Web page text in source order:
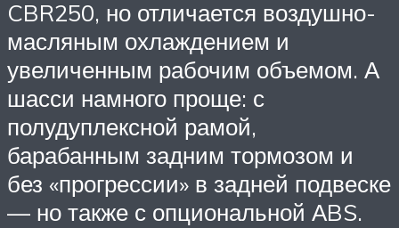
CBR250, но отличается воздушно-
масляным охлаждением и
увеличенным рабочим объемом. А
шасси намного проще: с
полудуплексной рамой,
барабанным задним тормозом и
без «прогрессии» в задней подвеске
— но также с опциональной АBS.